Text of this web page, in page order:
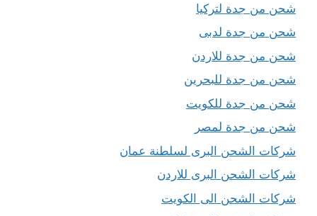
شحن من جدة لتركيا
شحن من جدة لدبى
شحن من جدة للاردن
شحن من جدة للبحرين
شحن من جدة للكويت
شحن من جدة لمصر
شركات الشحن البرى لسلطنة عمان
شركات الشحن البرى للاردن
شركات الشحن الى الكويت